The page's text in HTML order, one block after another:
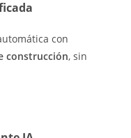
con
construcción, sin